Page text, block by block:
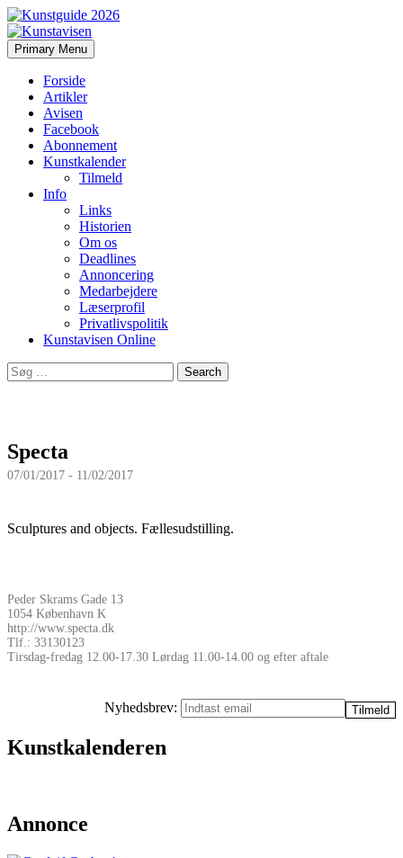
Kunstavisen
Search
Primary Menu Skip
to
Forside
Artikler
Avisen
Facebook
Abonnement
Kunstkalender
Tilmeld
Info
Links
Historien
Om os
Deadlines
Annoncering
Medarbejdere
Læserprofil
Privatlivspolitik
Kunstavisen Online
Search
for:
Specta
07/01/2017 - 11/02/2017
Sculptures and objects. Fællesudstilling.
Peder Skrams Gade 13
1054 København K
http://www.specta.dk
Tlf.: 33130123
Tirsdag-fredag 12.00-17.30 Lørdag 11.00-14.00 og efter aftale
Nyhedsbrev:
Kunstkalenderen
Annonce